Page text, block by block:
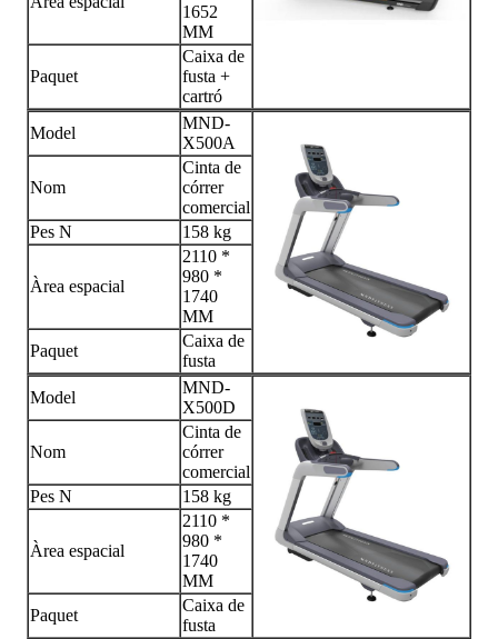
1652
MM
Paquet
Caixa de
fusta +
cartró
Model
MND-
X500A
Nom
Cinta de
córrer
comercial
Pes N
158 kg
Àrea espacial
2110 *
980 *
1740
MM
Paquet
Caixa de
fusta
Model
MND-
X500D
Nom
Cinta de
córrer
comercial
Pes N
158 kg
Àrea espacial
2110 *
980 *
1740
MM
Paquet
Caixa de
fusta